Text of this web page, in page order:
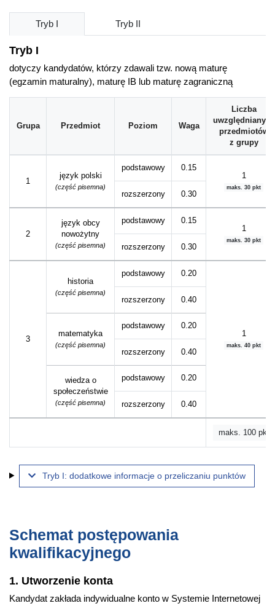
Tryb I Tryb II
Tryb I
dotyczy kandydatów, którzy zdawali tzw. nową maturę
(egzamin maturalny), maturę IB lub maturę zagraniczną
Grupa Przedmiot Poziom Waga
Liczba
uwzględnianych
przedmiotów
z grupy
1
język polski
(część pisemna)
podstawowy
0.15
1
maks. 30 pkt
rozszerzony 0.30
2
język obcy
nowożytny
(część pisemna)
podstawowy
0.15
1
maks. 30 pkt
rozszerzony 0.30
3
historia
(część pisemna)
podstawowy 0.20
1
maks. 40 pkt
rozszerzony 0.40
matematyka
(część pisemna)
podstawowy 0.20
rozszerzony 0.40
wiedza o
społeczeństwie
(część pisemna)
podstawowy 0.20
rozszerzony 0.40
maks. 100 pkt
Tryb I: dodatkowe informacje o przeliczaniu punktów
Schemat postępowania
kwalifikacyjnego
1. Utworzenie konta
Kandydat zakłada indywidualne konto w Systemie Internetowej